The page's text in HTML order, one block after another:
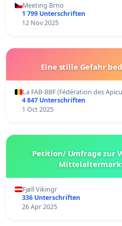
Meeting Brno
1 799 Unterschriften
12 Nov 2025
Eine stille Gefahr
La FAB-BBF (Fédération des
4 847 Unterschriften
1 Oct 2025
Petition/ Umfrage zur
Fjøll Vikingr
336 Unterschriften
26 Apr 2025